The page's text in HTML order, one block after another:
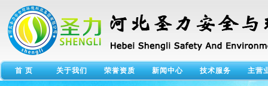
首 页 关于我们 荣誉资质 新闻中心 技术服务 主营